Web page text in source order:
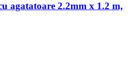
agatatoare 2.2mm x 1.2 m,